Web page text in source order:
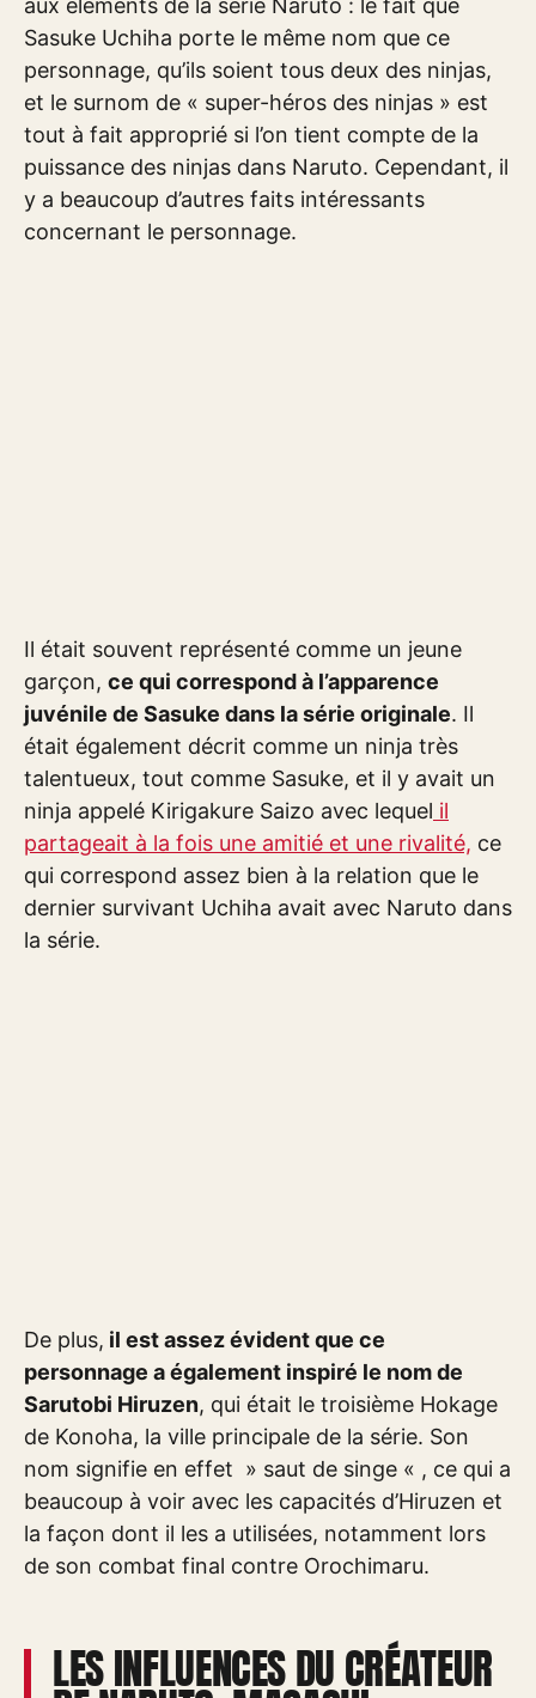
aux éléments de la série Naruto : le fait que
Sasuke Uchiha porte le même nom que ce
personnage, qu’ils soient tous deux des ninjas,
et le surnom de « super-héros des ninjas » est
tout à fait approprié si l’on tient compte de la
puissance des ninjas dans Naruto. Cependant, il
y a beaucoup d’autres faits intéressants
concernant le personnage.
Il était souvent représenté comme un jeune
garçon, ce qui correspond à l’apparence
juvénile de Sasuke dans la série originale. Il
était également décrit comme un ninja très
talentueux, tout comme Sasuke, et il y avait un
ninja appelé Kirigakure Saizo avec lequel il
partageait à la fois une amitié et une rivalité, ce
qui correspond assez bien à la relation que le
dernier survivant Uchiha avait avec Naruto dans
la série.
De plus, il est assez évident que ce
personnage a également inspiré le nom de
Sarutobi Hiruzen, qui était le troisième Hokage
de Konoha, la ville principale de la série. Son
nom signifie en effet » saut de singe « , ce qui a
beaucoup à voir avec les capacités d’Hiruzen et
la façon dont il les a utilisées, notamment lors
de son combat final contre Orochimaru.
LES INFLUENCES DU CRÉATEUR